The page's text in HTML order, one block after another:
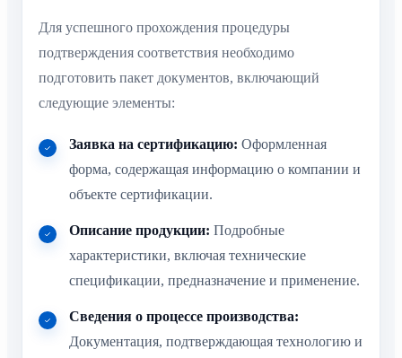
Для успешного прохождения процедуры
подтверждения соответствия необходимо
подготовить пакет документов, включающий
следующие элементы:
Заявка на сертификацию: Оформленная
форма, содержащая информацию о компании и
объекте сертификации.
Описание продукции: Подробные
характеристики, включая технические
спецификации, предназначение и применение.
Сведения о процессе производства:
Документация, подтверждающая технологию и